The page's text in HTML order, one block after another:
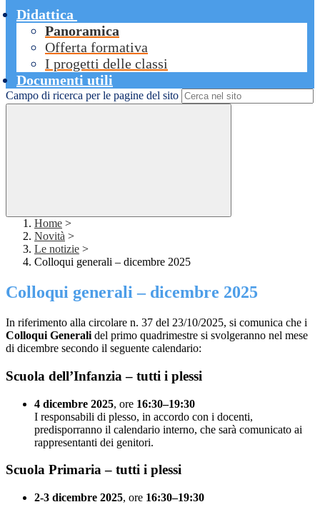
Didattica
Panoramica
Offerta formativa
I progetti delle classi
Documenti utili
Campo di ricerca per le pagine del sito
Home >
Novità >
Le notizie >
Colloqui generali – dicembre 2025
Colloqui generali – dicembre 2025
In riferimento alla circolare n. 37 del 23/10/2025, si comunica che i
Colloqui Generali del primo quadrimestre si svolgeranno nel mese
di dicembre secondo il seguente calendario:
Scuola dell’Infanzia – tutti i plessi
4 dicembre 2025, ore 16:30–19:30
I responsabili di plesso, in accordo con i docenti,
predisporranno il calendario interno, che sarà comunicato ai
rappresentanti dei genitori.
Scuola Primaria – tutti i plessi
2-3 dicembre 2025, ore 16:30–19:30